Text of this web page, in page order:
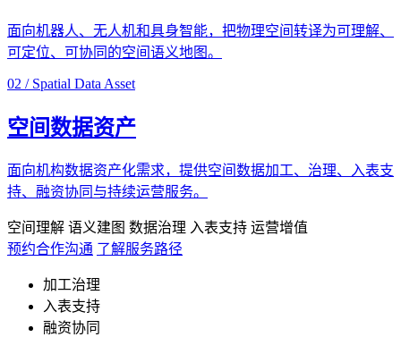
面向机器人、无人机和具身智能，把物理空间转译为可理解、
可定位、可协同的空间语义地图。
02 / Spatial Data Asset
空间数据资产
面向机构数据资产化需求，提供空间数据加工、治理、入表支
持、融资协同与持续运营服务。
空间理解 语义建图 数据治理 入表支持 运营增值
预约合作沟通 了解服务路径
加工治理
入表支持
融资协同